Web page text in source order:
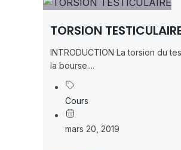
TORSION
INTRODUCTION La torsion du
la bourse....
Cours
mars 20, 2019